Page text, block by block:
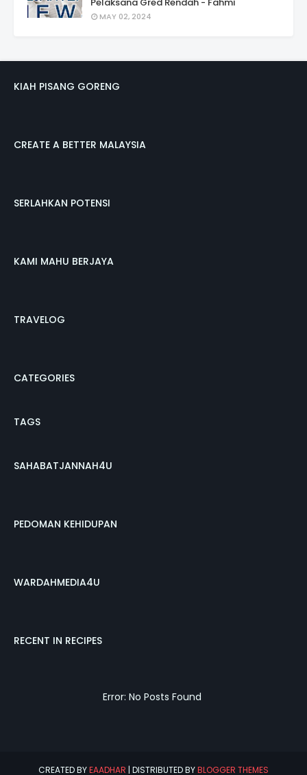
Pelaksana Gred Rendah - Fahmi
MAY 02, 2024
KIAH PISANG GORENG
CREATE A BETTER MALAYSIA
SERLAHKAN POTENSI
KAMI MAHU BERJAYA
TRAVELOG
CATEGORIES
TAGS
SAHABATJANNAH4U
PEDOMAN KEHIDUPAN
WARDAHMEDIA4U
RECENT IN RECIPES
Error: No Posts Found
CREATED BYEAADHAR | DISTRIBUTED BYBLOGGER THEMES